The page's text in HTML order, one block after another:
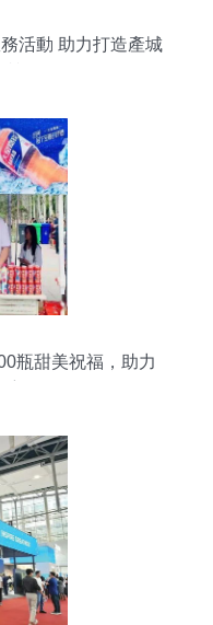
活動 助力打造產城
瓶甜美祝福，助力